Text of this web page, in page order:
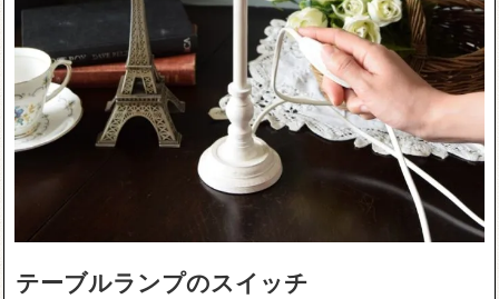
テーブルランプのスイッチ